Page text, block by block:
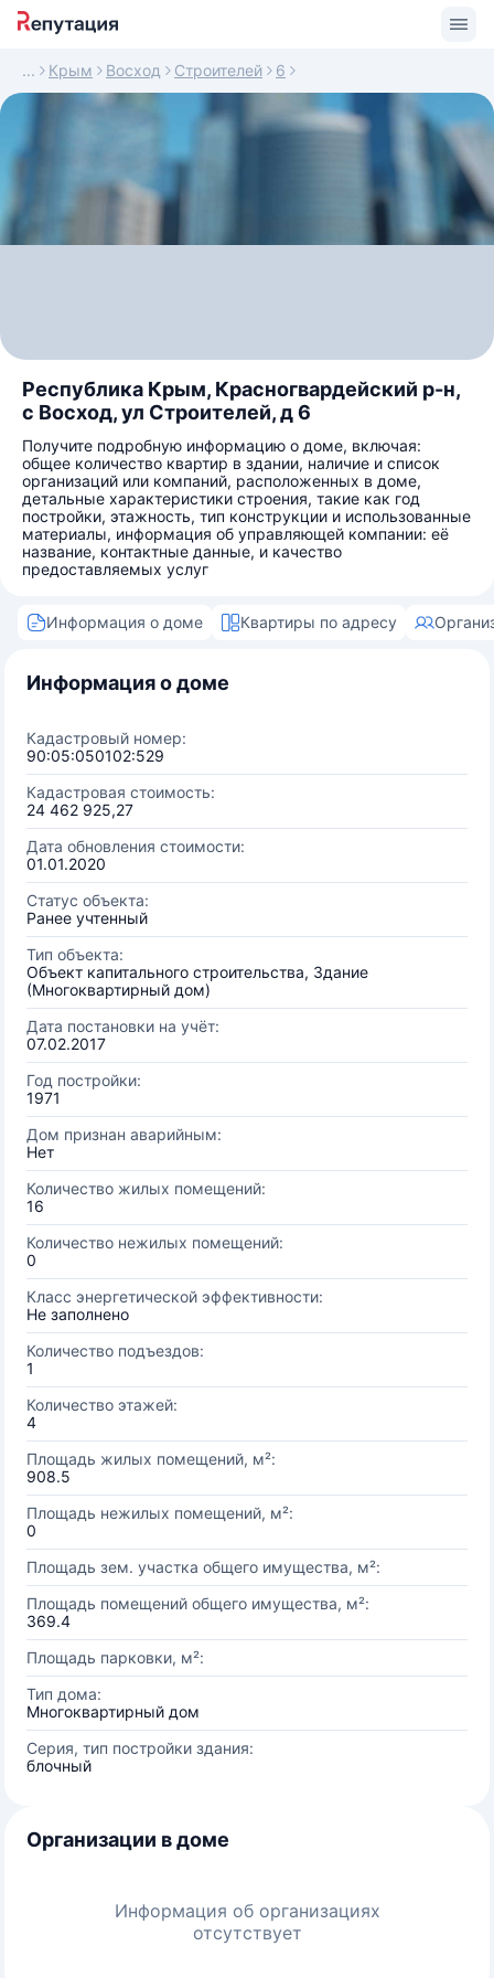
Крым Восход Строителей 6
Республика Крым, Красногвардейский р-н,
с Восход, ул Строителей, д 6
Получите подробную информацию о доме, включая:
общее количество квартир в здании, наличие и список
организаций или компаний, расположенных в доме,
детальные характеристики строения, такие как год
постройки, этажность, тип конструкции и использованные
материалы, информация об управляющей компании: её
название, контактные данные, и качество
предоставляемых услуг
Информация о доме Квартиры по адресу
Информация о доме
Кадастровый номер:
90:05:050102:529
Кадастровая стоимость:
24 462 925,27
Дата обновления стоимости:
01.01.2020
Статус объекта:
Ранее учтенный
Тип объекта:
Объект капитального строительства, Здание
(Многоквартирный дом)
Дата постановки на учёт:
07.02.2017
Год постройки:
1971
Дом признан аварийным:
Нет
Количество жилых помещений:
16
Количество нежилых помещений:
0
Класс энергетической эффективности:
Не заполнено
Количество подъездов:
1
Количество этажей:
4
Площадь жилых помещений, м²:
908.5
Площадь нежилых помещений, м²:
0
Площадь зем. участка общего имущества, м²:
Площадь помещений общего имущества, м²:
369.4
Площадь парковки, м²:
Тип дома:
Многоквартирный дом
Серия, тип постройки здания:
блочный
Организации в доме
Информация об организациях
отсутствует